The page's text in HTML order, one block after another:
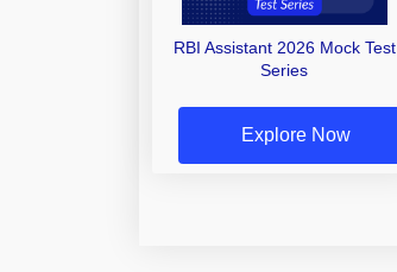
RBI Assistant 2026 Mock Test
Series
Explore Now